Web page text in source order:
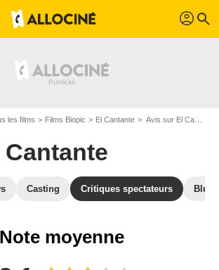
profil search
les films Films Biopic El Cantante Avis sur El Cantante
Cantante
Casting Critiques spectateurs Blu-
Note moyenne